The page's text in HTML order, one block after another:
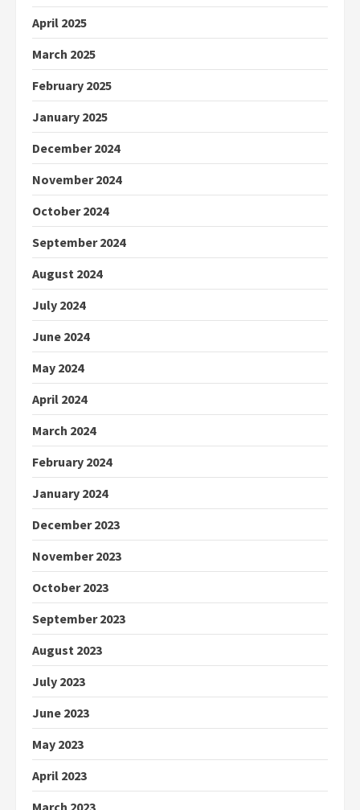
April 2025
March 2025
February 2025
January 2025
December 2024
November 2024
October 2024
September 2024
August 2024
July 2024
June 2024
May 2024
April 2024
March 2024
February 2024
January 2024
December 2023
November 2023
October 2023
September 2023
August 2023
July 2023
June 2023
May 2023
April 2023
March 2023